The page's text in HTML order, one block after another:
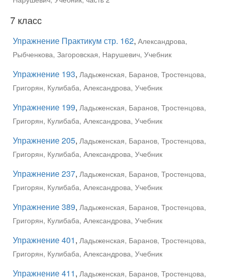
7 класс
Упражнение Практикум стр. 162, Александрова,
Рыбченкова, Загоровская, Нарушевич, Учебник
Упражнение 193, Ладыженская, Баранов, Тростенцова,
Григорян, Кулибаба, Александрова, Учебник
Упражнение 199, Ладыженская, Баранов, Тростенцова,
Григорян, Кулибаба, Александрова, Учебник
Упражнение 205, Ладыженская, Баранов, Тростенцова,
Григорян, Кулибаба, Александрова, Учебник
Упражнение 237, Ладыженская, Баранов, Тростенцова,
Григорян, Кулибаба, Александрова, Учебник
Упражнение 389, Ладыженская, Баранов, Тростенцова,
Григорян, Кулибаба, Александрова, Учебник
Упражнение 401, Ладыженская, Баранов, Тростенцова,
Григорян, Кулибаба, Александрова, Учебник
Упражнение 411, Ладыженская, Баранов, Тростенцова,